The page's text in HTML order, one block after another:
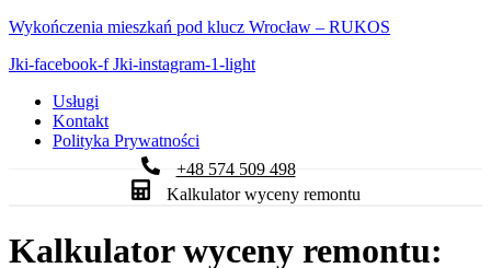
Wykończenia mieszkań pod klucz Wrocław – RUKOS
Jki-facebook-f Jki-instagram-1-light
Usługi
Kontakt
Polityka Prywatności
+48 574 509 498
Kalkulator wyceny remontu
Kalkulator wyceny remontu: